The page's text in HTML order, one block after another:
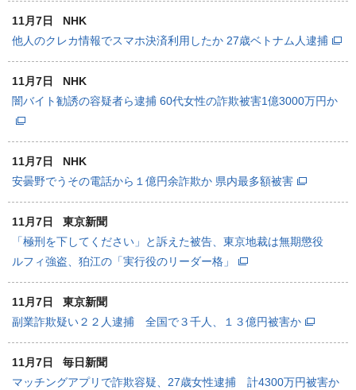
11月7日
NHK
他人のクレカ情報でスマホ決済利用したか 27歳ベトナム人逮捕
11月7日
NHK
闇バイト勧誘の容疑者ら逮捕 60代女性の詐欺被害1億3000万円か
11月7日
NHK
安曇野でうその電話から１億円余詐欺か 県内最多額被害
11月7日
東京新聞
「極刑を下してください」と訴えた被告、東京地裁は無期懲役
ルフィ強盗、狛江の「実行役のリーダー格」
11月7日
東京新聞
副業詐欺疑い２２人逮捕 全国で３千人、１３億円被害か
11月7日
毎日新聞
マッチングアプリで詐欺容疑、27歳女性逮捕 計4300万円被害か